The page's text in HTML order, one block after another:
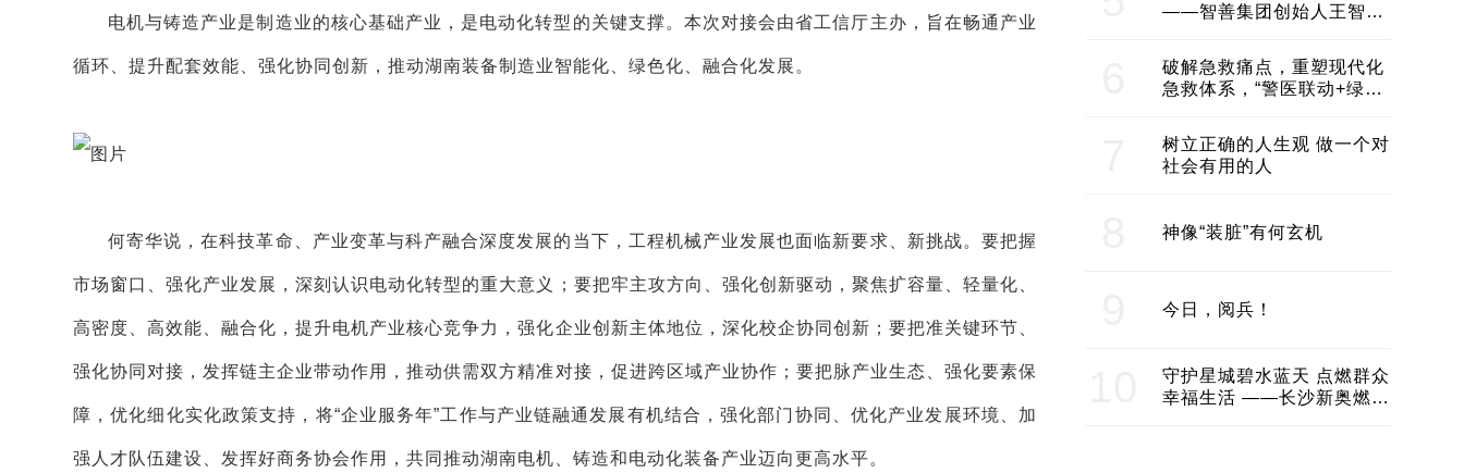
电机与铸造产业是制造业的核心基础产业，是电动化转型的关键支撑。本次对接会由省工信厅主办，旨在畅通产业
循环、提升配套效能、强化协同创新，推动湖南装备制造业智能化、绿色化、融合化发展。
何寄华说，在科技革命、产业变革与科产融合深度发展的当下，工程机械产业发展也面临新要求、新挑战。要把握
市场窗口、强化产业发展，深刻认识电动化转型的重大意义；要把牢主攻方向、强化创新驱动，聚焦扩容量、轻量化、
高密度、高效能、融合化，提升电机产业核心竞争力，强化企业创新主体地位，深化校企协同创新；要把准关键环节、
强化协同对接，发挥链主企业带动作用，推动供需双方精准对接，促进跨区域产业协作；要把脉产业生态、强化要素保
障，优化细化实化政策支持，将“企业服务年”工作与产业链融通发展有机结合，强化部门协同、优化产业发展环境、加
强人才队伍建设、发挥好商务协会作用，共同推动湖南电机、铸造和电动化装备产业迈向更高水平。
——智善集团创始人王智带
建医美产业良性生态圈
破解急救痛点，重塑现代化
急救体系，“警医联动+绿波
树立正确的人生观 做一个对
社会有用的人
神像“装脏”有何玄机
今日，阅兵！
守护星城碧水蓝天 点燃群众
幸福生活 ——长沙新奥燃气